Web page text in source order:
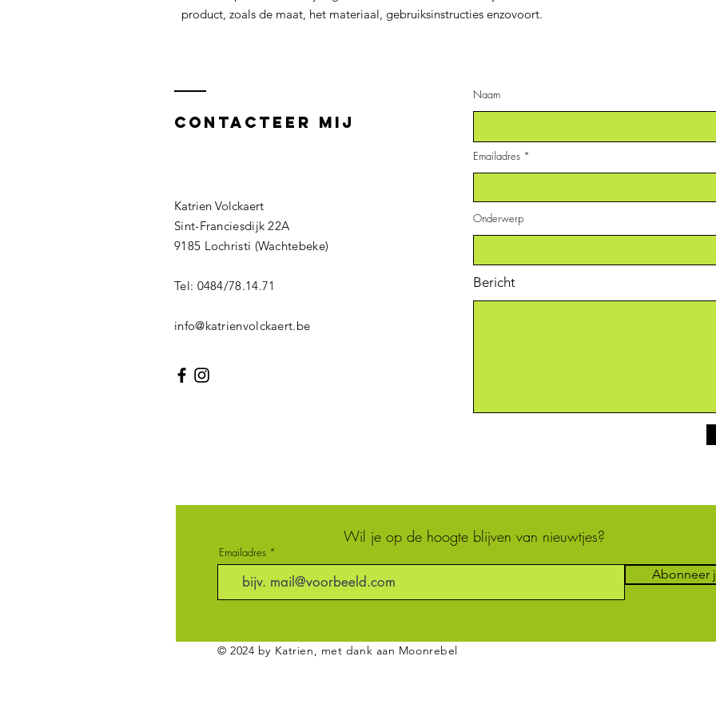
product, zoals de maat, het materiaal, gebruiksinstructies enzovoort.
contacteer mij
Naam
Emailadres
Onderwerp
Bericht
Katrien Volckaert
Sint-Franciesdijk 22A
9185 Lochristi (Wachtebeke)
Tel: 0484/78.14.71
info@katrienvolckaert.be
Wil je op de hoogte blijven van nieuwtjes?
Emailadres
Abonneer
© 2024 by Katrien, met dank aan Moonrebel